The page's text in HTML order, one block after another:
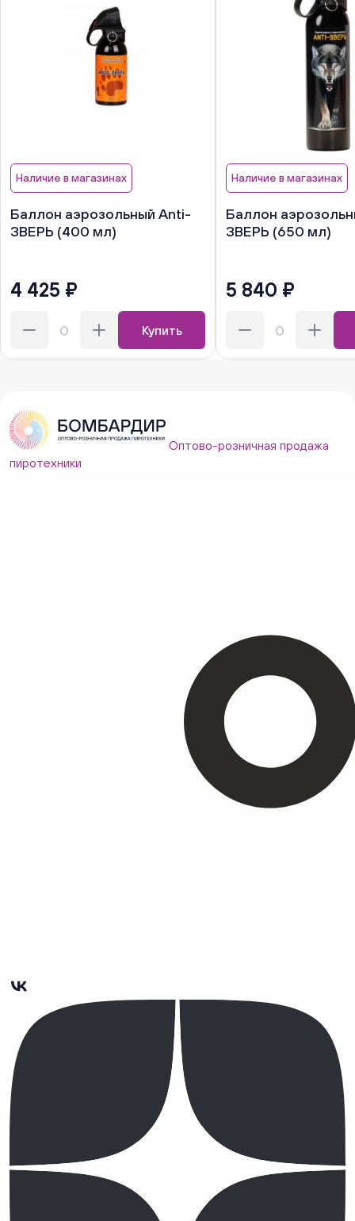
Наличие в магазинах
Баллон аэрозольный Anti-
ЗВЕРЬ (400 мл)
4 425 ₽
Купить
Наличие в магазинах
Баллон
ЗВЕРЬ (650 мл)
5 840 ₽
Оптово-розничная продажа
пиротехники